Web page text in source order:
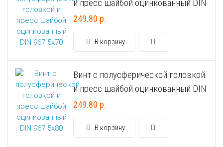
Универсальный дюбель потай и с бортом
Универсальный распорный дюбель с петельным крюком RUO
Универсальный распорный дюбель с потолочным крюком RUС
Универсальный распорный дюбель с простым крюком RUL
Фасадный анкер “Wkret-met”
Шпатель фасадный нержавеющий, зубчатый 8х8мм
и пресс шайбой оцинкованный DIN
967 5х70
249.80 р.
В корзину
Винт с полусферической головкой
и пресс шайбой оцинкованный DIN
967 5х80
249.80 р.
В корзину